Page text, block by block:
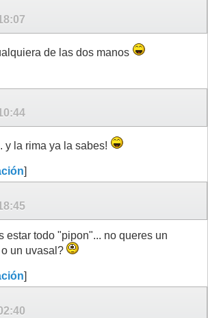
de las dos manos
y la rima ya la sabes!
]
estar todo "pipon"... no queres un
un uvasal?
]